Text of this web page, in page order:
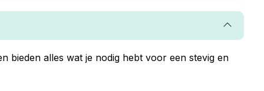
bieden alles wat je nodig hebt voor een stevig en